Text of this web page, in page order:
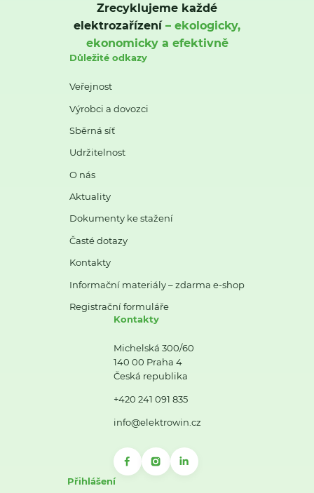
Zrecyklujeme každé
elektrozařízení– ekologicky,
ekonomicky a efektivně
Důležité odkazy
Veřejnost
Výrobci a dovozci
Sběrná síť
Udržitelnost
O nás
Aktuality
Dokumenty ke stažení
Časté dotazy
Kontakty
Informační materiály – zdarma e-shop
Registrační formuláře
Kontakty
Michelská 300/60
140 00 Praha 4
Česká republika
+420 241 091 835
info@elektrowin.cz
Přihlášení